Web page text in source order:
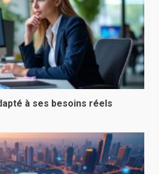
à ses besoins réels